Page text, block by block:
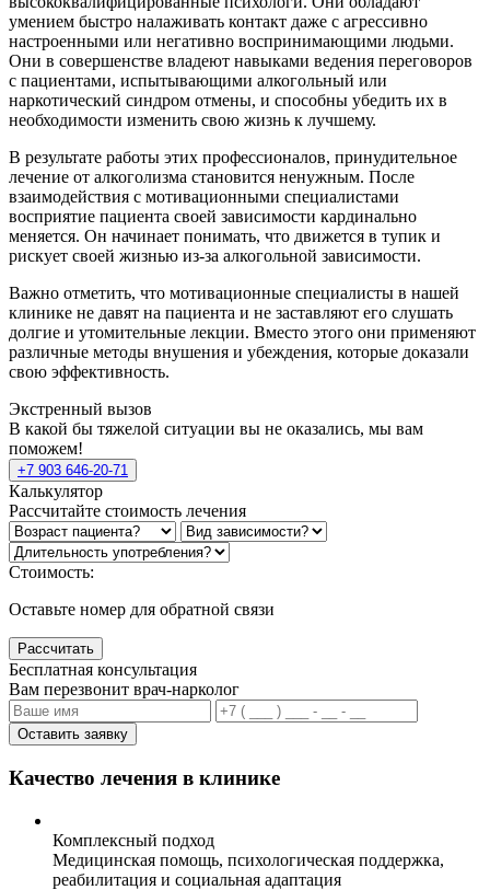
умением быстро налаживать контакт даже с агрессивно
настроенными или негативно воспринимающими людьми.
Они в совершенстве владеют навыками ведения переговоров
с пациентами, испытывающими алкогольный или
наркотический синдром отмены, и способны убедить их в
необходимости изменить свою жизнь к лучшему.
В результате работы этих профессионалов, принудительное
лечение от алкоголизма становится ненужным. После
взаимодействия с мотивационными специалистами
восприятие пациента своей зависимости кардинально
меняется. Он начинает понимать, что движется в тупик и
рискует своей жизнью из-за алкогольной зависимости.
Важно отметить, что мотивационные специалисты в нашей
клинике не давят на пациента и не заставляют его слушать
долгие и утомительные лекции. Вместо этого они применяют
различные методы внушения и убеждения, которые доказали
свою эффективность.
Экстренный вызов
В какой бы тяжелой ситуации вы не оказались, мы вам
поможем!
+7 903 646-20-71
Калькулятор
Рассчитайте стоимость лечения
Стоимость:
Оставьте номер для обратной связи
Рассчитать
Бесплатная консультация
Вам перезвонит врач-нарколог
Оставить заявку
Качество лечения в клинике
Комплексный подход
Медицинская помощь, психологическая поддержка,
реабилитация и социальная адаптация